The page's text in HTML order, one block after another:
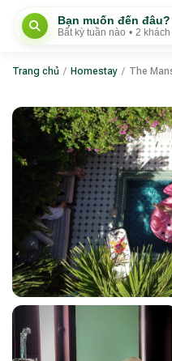
Bạn muốn đến đâu?
Bất kỳ tuần nào • 2 khách
Trang chủ / Homestay / The